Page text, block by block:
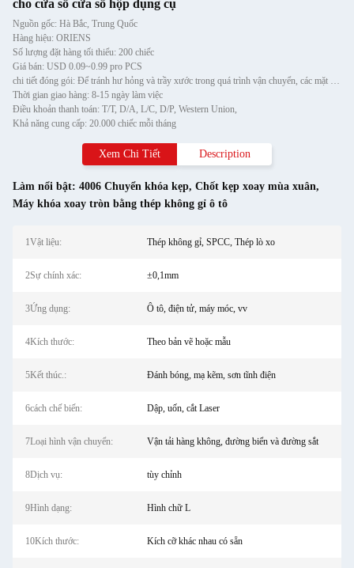
cho cửa sổ cửa sổ hộp dụng cụ
Nguồn gốc: Hà Bắc, Trung Quốc
Hàng hiệu: ORIENS
Số lượng đặt hàng tối thiểu: 200 chiếc
Giá bán: USD 0.09~0.99 pro PCS
chi tiết đóng gói: Để tránh hư hỏng và trầy xước trong quá trình vận chuyển, các mặt hàng được bọc riêng trong gói bong
Thời gian giao hàng: 8-15 ngày làm việc
Điều khoản thanh toán: T/T, D/A, L/C, D/P, Western Union,
Khả năng cung cấp: 20.000 chiếc mỗi tháng
Xem Chi Tiết Description
Làm nổi bật: 4006 Chuyển khóa kẹp, Chốt kẹp xoay mùa xuân,
Máy khóa xoay tròn bằng thép không gỉ ô tô
1Vật liệu: Thép không gỉ, SPCC, Thép lò xo
2Sự chính xác: ±0,1mm
3Ứng dụng: Ô tô, điện tử, máy móc, vv
4Kích thước: Theo bản vẽ hoặc mẫu
5Kết thúc.: Đánh bóng, mạ kẽm, sơn tĩnh điện
6cách chế biến: Dập, uốn, cắt Laser
7Loại hình vận chuyển: Vận tải hàng không, đường biển và đường sắt
8Dịch vụ: tùy chỉnh
9Hình dạng: Hình chữ L
10Kích thước: Kích cỡ khác nhau có sẵn